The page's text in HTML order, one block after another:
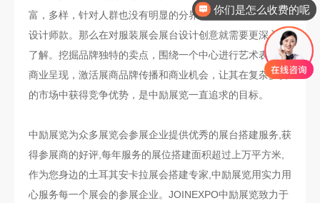
富，多样，针对人群也没有明显的分界线，也有非常个性的
设计师款。那么在对服装展会展台设计创意就需要更深入的
了解。挖掘品牌独特的卖点，围绕一个中心进行艺术表现与
商业呈现，激活展商品牌传播和商业机会，让其在复杂多变
的市场中获得竞争优势，是中励展览一直追求的目标。
中励展览为众多展览会参展企业提供优秀的展台搭建服务,获
得参展商的好评,每年服务的展位搭建面积超过上万平方米,
作为您身边的土耳其安卡拉展会搭建专家,中励展览用实力用
心服务每一个展会的参展企业。JOINEXPO中励展览致力于
你们是怎么收费的呢